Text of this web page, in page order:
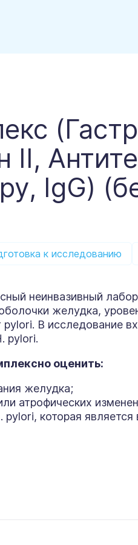
II,
IgG)
к исследованию
неинвазивный
желудка,
В исследование
pylori.
оценить:
желудка;
атрофических
pylori, которая